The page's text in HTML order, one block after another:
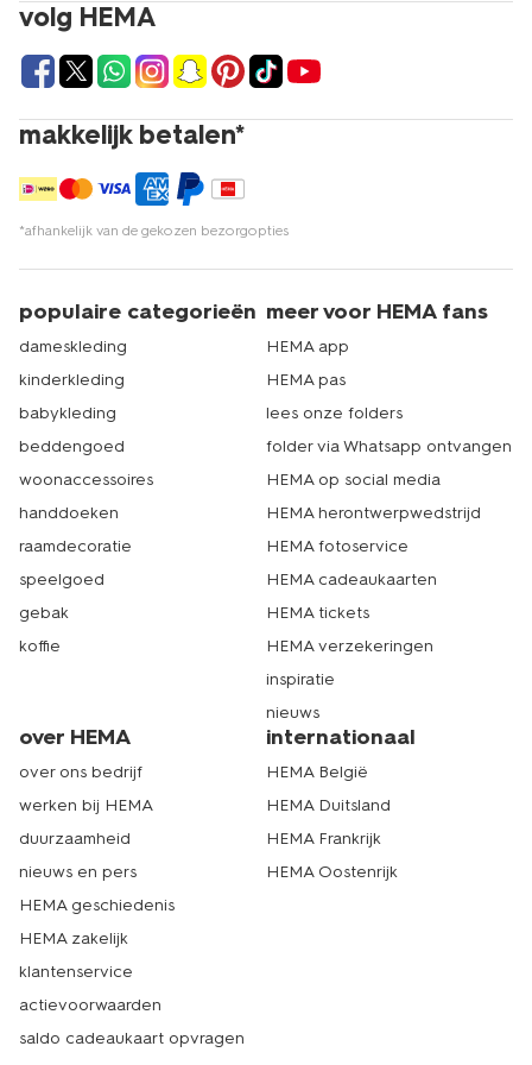
volg HEMA
makkelijk betalen*
*afhankelijk van de gekozen bezorgopties
populaire categorieën
dameskleding
kinderkleding
babykleding
beddengoed
woonaccessoires
handdoeken
raamdecoratie
speelgoed
gebak
koffie
meer voor HEMA fans
HEMA app
HEMA pas
lees onze folders
folder via Whatsapp ontvangen
HEMA op social media
HEMA herontwerpwedstrijd
HEMA fotoservice
HEMA cadeaukaarten
HEMA tickets
HEMA verzekeringen
inspiratie
nieuws
over HEMA
over ons bedrijf
werken bij HEMA
duurzaamheid
nieuws en pers
HEMA geschiedenis
HEMA zakelijk
klantenservice
actievoorwaarden
saldo cadeaukaart opvragen
internationaal
HEMA België
HEMA Duitsland
HEMA Frankrijk
HEMA Oostenrijk